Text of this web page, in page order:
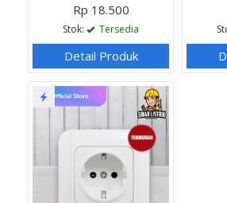
Rp 18.500
Stok: Tersedia
Detail Produk